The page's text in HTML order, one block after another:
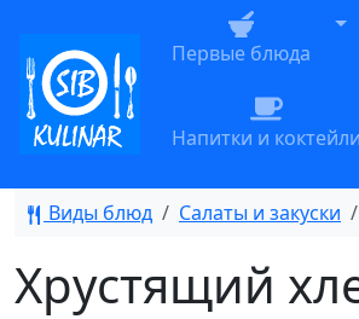
Первые блюда
Напитки и коктейли
Виды блюд Салаты и закуски
Хрустящий